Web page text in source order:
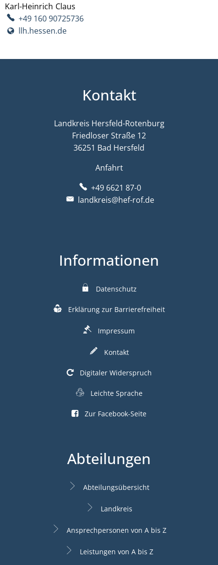
Karl-Heinrich Claus
+49 160 90725736
llh.hessen.de
Kontakt
Landkreis Hersfeld-Rotenburg
Friedloser Straße 12
36251 Bad Hersfeld
Anfahrt
+49 6621 87-0
landkreis@hef-rof.de
Informationen
Datenschutz
Erklärung zur Barrierefreiheit
Impressum
Kontakt
Digitaler Widerspruch
Leichte Sprache
Zur Facebook-Seite
Abteilungen
Abteilungsübersicht
Landkreis
Ansprechpersonen von A bis Z
Leistungen von A bis Z